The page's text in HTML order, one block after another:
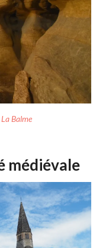
Balme
médiévale